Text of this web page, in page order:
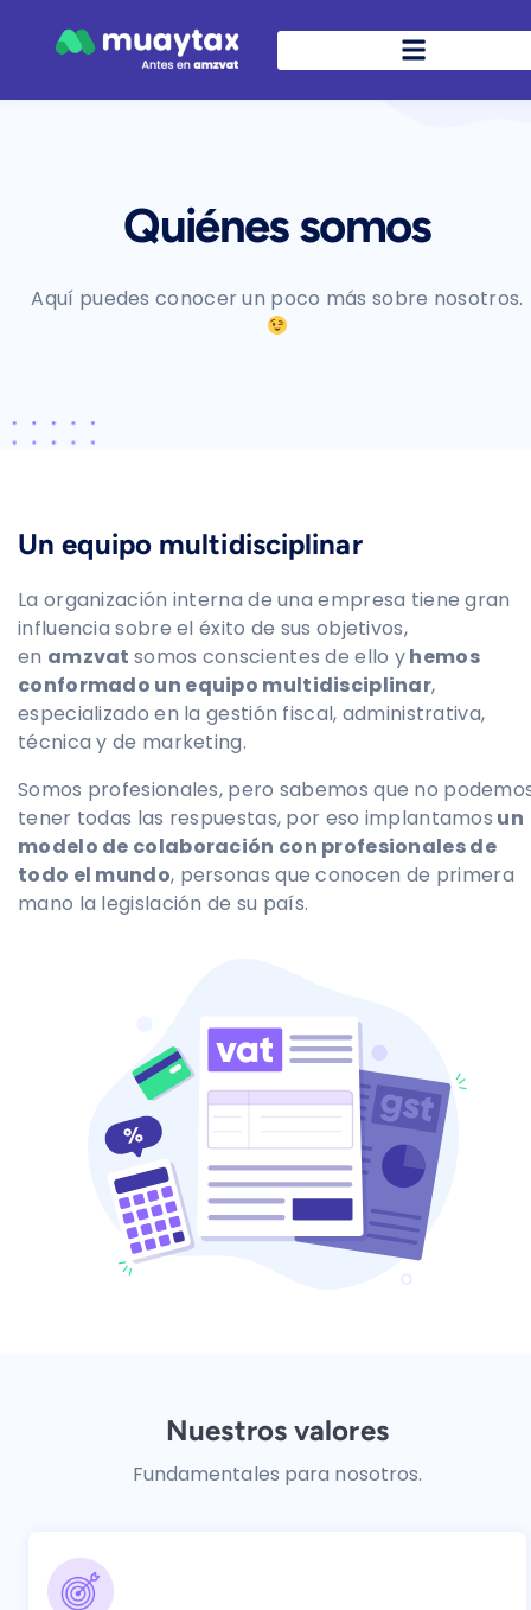
Quiénes somos
Aquí puedes conocer un poco más sobre nosotros.
Un equipo multidisciplinar
La organización interna de una empresa tiene gran
influencia sobre el éxito de sus objetivos,
en amzvatsomos conscientes de ello yhemos
conformado un equipo multidisciplinar,
especializado en la gestión fiscal, administrativa,
técnica y de marketing.
Somos profesionales, pero sabemos que no
tener todas las respuestas, por eso implantamos un
modelo de colaboración con profesionales de
todo el mundo, personas que conocen de primera
mano la legislación de su país.
Nuestros valores
Fundamentales para nosotros.